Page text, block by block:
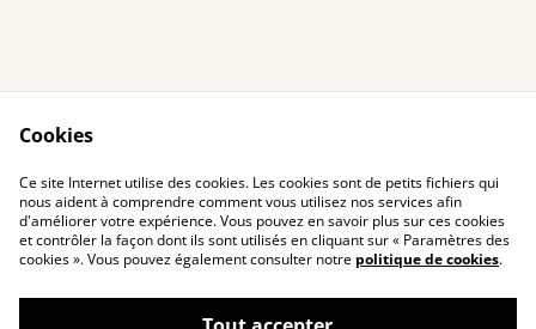
Contact Us
Legal Terms
Privacy Policy
Cookie Policy
Cookies
Ce site Internet utilise des cookies. Les cookies sont de petits fichiers qui
nous aident à comprendre comment vous utilisez nos services afin
d'améliorer votre expérience. Vous pouvez en savoir plus sur ces cookies
et contrôler la façon dont ils sont utilisés en cliquant sur « Paramètres des
cookies ». Vous pouvez également consulter notre politique de cookies.